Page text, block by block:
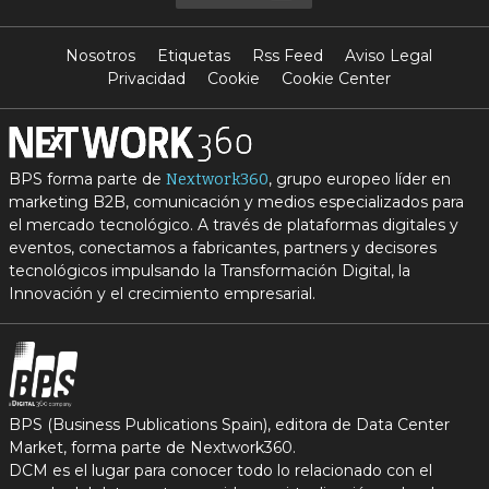
Nosotros Etiquetas Rss Feed
Aviso Legal
Privacidad
Cookie Cookie Center
BPS forma parte de Nextwork360, grupo europeo líder en
marketing B2B, comunicación y medios especializados para
el mercado tecnológico. A través de plataformas digitales y
eventos, conectamos a fabricantes, partners y decisores
tecnológicos impulsando la Transformación Digital, la
Innovación y el crecimiento empresarial.
BPS (Business Publications Spain), editora de Data Center
Market, forma parte de Nextwork360.
DCM es el lugar para conocer todo lo relacionado con el